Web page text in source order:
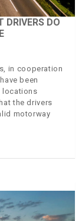
DRIVERS DO
in cooperation
been
locations
the drivers
motorway